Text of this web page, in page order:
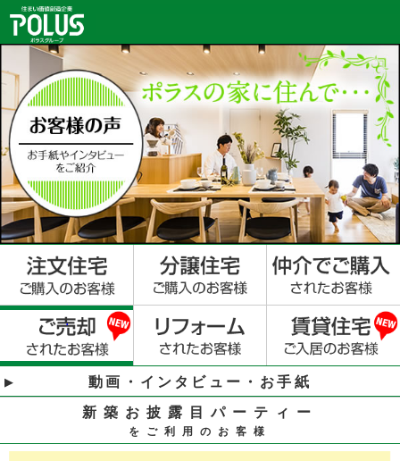
動画・インタビュー・お手紙
新築お披露目パーティー
をご利用のお客様